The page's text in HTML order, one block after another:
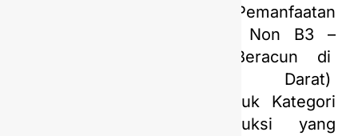
PANDAI (Pengurangan dan Pemanfaatan
Timbulan Sampah Limbah Non B3 –
Bahan Berbahaya dan Beracun di
Fasilitas Pengolahan Darat)
mendapatkan nilai 8,8 untuk Kategori
Konsumsi dan Produksi yang